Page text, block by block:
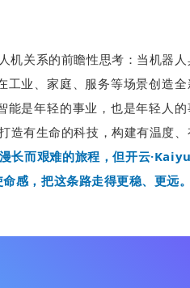
机关系的前瞻性思考：当机器人
工业、家庭、服务等场景创造全
能是年轻的事业，也是年轻人的
造有生命的科技，构建有温度
长而艰难的旅程，但开云
感，把这条路走得更稳、更远